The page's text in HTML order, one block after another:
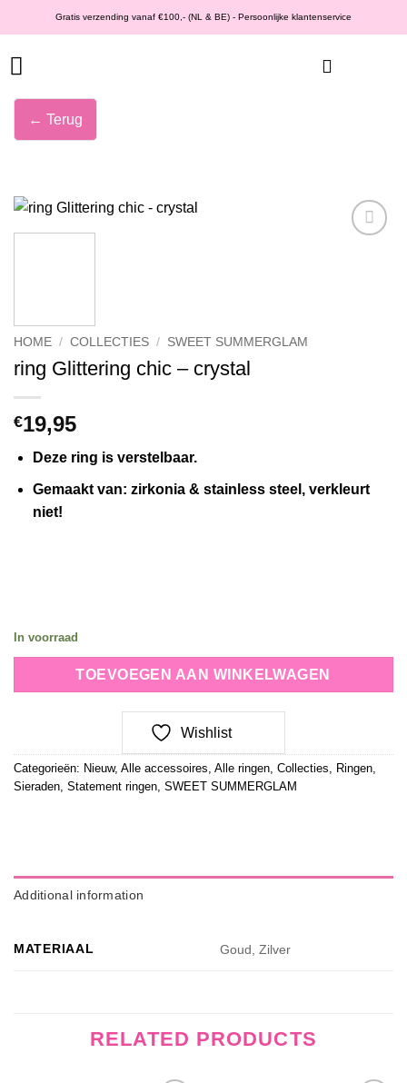
naar
inhoud
Gratis verzending vanaf €100,- (NL & BE) - Persoonlijke klantenservice
← Terug
HOME / COLLECTIES / SWEET SUMMERGLAM
ring Glittering chic – crystal
€19,95
Deze ring is verstelbaar.
Gemaakt van: zirkonia & stainless steel, verkleurt
niet!
In voorraad
TOEVOEGEN AAN WINKELWAGEN
Wishlist
Categorieën: Nieuw, Alle accessoires Alle ringen Collecties Ringen
Sieraden Statement ringen SWEET SUMMERGLAM
Additional information
MATERIAAL Goud, Zilver
RELATED PRODUCTS